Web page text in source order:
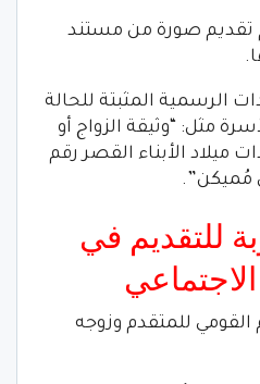
تقديم صورة من مستند
الرسمية المثبتة للحالة
مثل: “وثيقة الزواج أو
ميلاد الأبناء القصر رقم
مُميكن”.
للتقديم في
القومي للمتقدم وزوجه